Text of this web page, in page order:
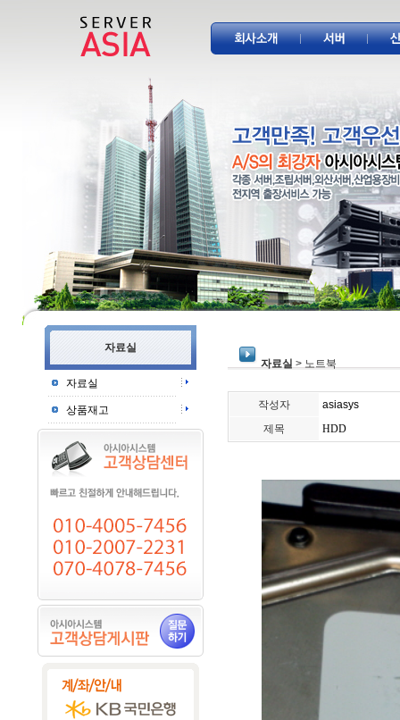
자료실
자료실
상품재고
자료실 > 노트북
작성자
asiasys
제목
HDD